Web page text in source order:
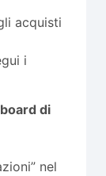
acquisti
i
di
nel